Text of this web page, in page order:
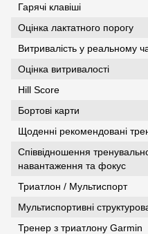
Гарячі клавіші
Оцінка лактатного порогу
Витривалість у реальному
Оцінка витривалості
Hill Score
Бортові карти
Щоденні рекомендовані
Співвідношення
навантаження та фокус
Триатлон / Мультиспорт
Мультиспортивні
Тренер з триатлону Garmin